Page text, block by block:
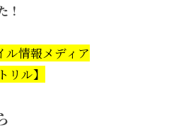
！
ル情報メディア
ル】